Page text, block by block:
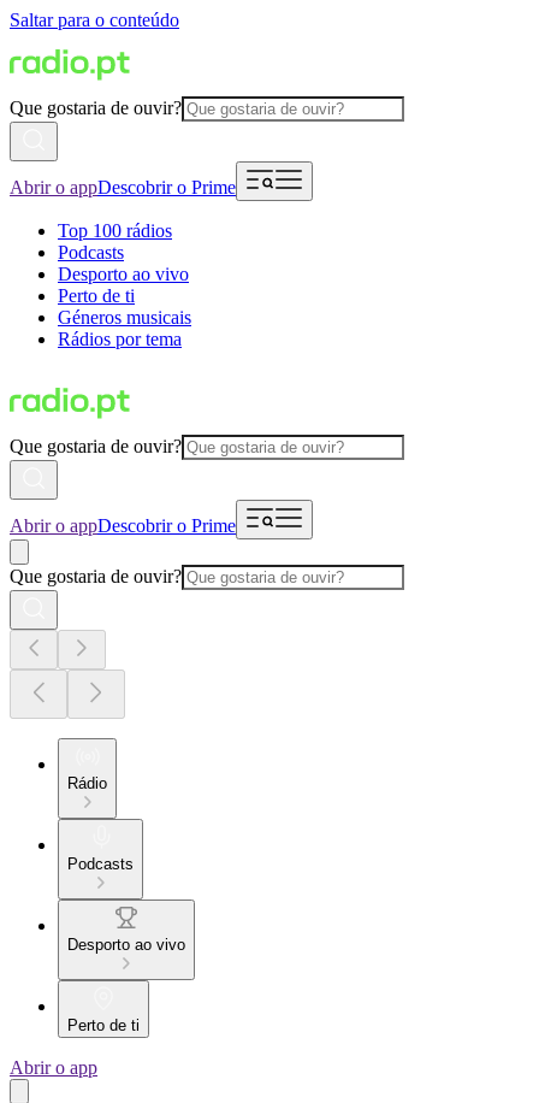
Saltar para o conteúdo
Que gostaria de ouvir?
Abrir o appDescobrir o Prime
Top 100 rádios
Podcasts
Desporto ao vivo
Perto de ti
Géneros musicais
Rádios por tema
Que gostaria de ouvir?
Abrir o appDescobrir o Prime
Que gostaria de ouvir?
Rádio
Podcasts
Desporto ao vivo
Perto de ti
Abrir o app